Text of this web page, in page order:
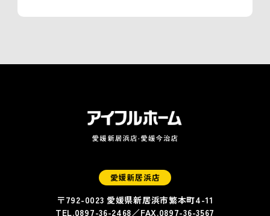
愛媛新居浜店
〒792-0023 愛媛県新居浜市繁本町4-11
TEL.0897-36-2468／FAX.0897-36-3567